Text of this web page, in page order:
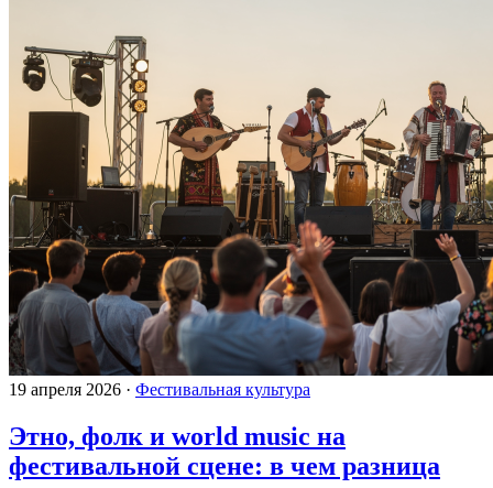
19 апреля 2026 · Фестивальная культура
Этно, фолк и world music на
фестивальной сцене: в чем разница